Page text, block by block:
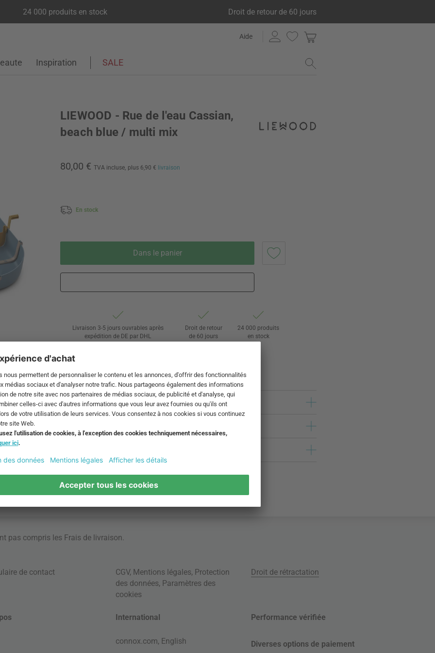
24 000 produits en stock Droit de retour de 60 jours
Aide
Inspiration SALE
LIEWOOD - Rue de l'eau Cassian,
beach blue / multi mix
80,00 € TVA incluse, plus 6,90 € livraison
En stock
Dans le panier
Livraison 3-5 jours ouvrables après
expédition de DE par DHL
Droit de retour
de 60 jours
24 000 produits
en stock
pas compris les Frais de livraison.
de contact CGV, Mentions légales, Protection
des données, Paramètres des
cookies
Droit de rétractation
International
connox.com, English
Performance vérifiée
Diverses options de paiement